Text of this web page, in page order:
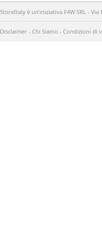
StoreItaly è un’iniziativa F4W SRL -
Disclaimer - Chi Siamo - Condizioni di